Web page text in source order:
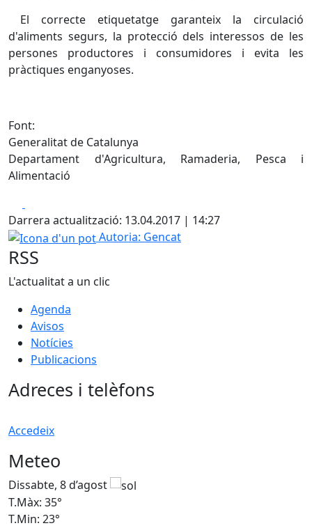
El correcte etiquetatge garanteix la circulació
d'aliments segurs, la protecció dels interessos de les
persones productores i consumidores i evita les
pràctiques enganyoses.
Font:
Generalitat de Catalunya
Departament d'Agricultura, Ramaderia, Pesca i
Alimentació
Darrera actualització: 13.04.2017 | 14:27
Icona d'un pot
Autoria: Gencat
RSS
L'actualitat a un clic
Agenda
Avisos
Notícies
Publicacions
Adreces i telèfons
Accedeix
Meteo
Dissabte, 8 d’agost
T.Màx: 35°
T.Min: 23°